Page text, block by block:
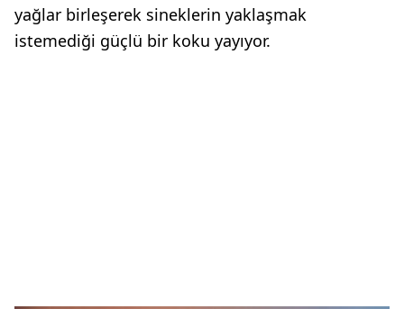
yağlar birleşerek sineklerin yaklaşmak
istemediği güçlü bir koku yayıyor.